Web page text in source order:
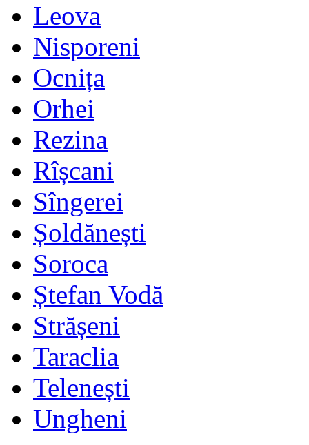
Leova
Nisporeni
Ocnița
Orhei
Rezina
Rîșcani
Sîngerei
Șoldănești
Soroca
Ștefan Vodă
Strășeni
Taraclia
Telenești
Ungheni